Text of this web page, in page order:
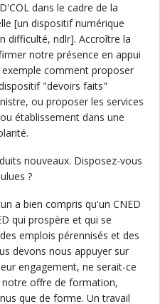
dans le cadre de la
[un dispositif numérique
difficulté, ndlr]. Accroître la
notre présence en appui
comment proposer
"devoirs faits"
ou proposer les services
établissement dans une
nouveaux. Disposez-vous
?
a bien compris qu'un CNED
qui prospère et qui se
emplois pérennisés et des
devons nous appuyer sur
engagement, ne serait-ce
offre de formation,
que de forme. Un travail